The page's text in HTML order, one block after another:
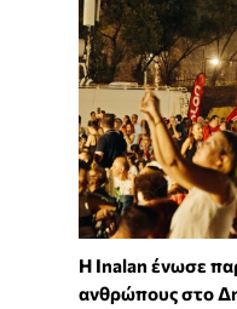
Η Inalan ένωσε
ανθρώπους στο